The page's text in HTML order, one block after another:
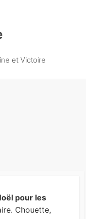
et Victoire
pour les
Chouette,